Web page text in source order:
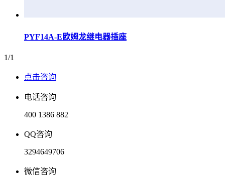
PYF14A-E欧姆龙继电器插座
1/1
点击咨询
电话咨询
400 1386 882
QQ咨询
3294649706
微信咨询